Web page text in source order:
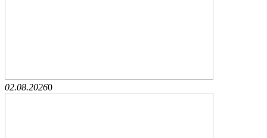
02.08.20260